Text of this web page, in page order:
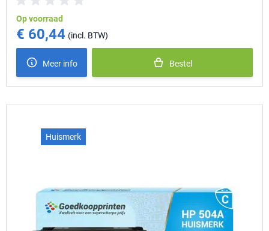
Op voorraad
€ 60,44
Meer info Bestel
Huismerk